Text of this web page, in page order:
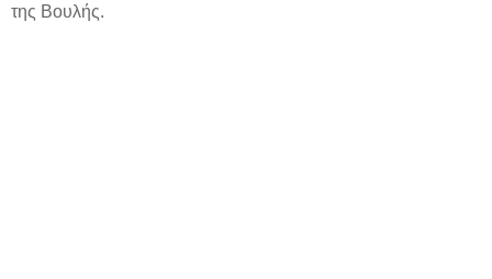
της Βουλής.